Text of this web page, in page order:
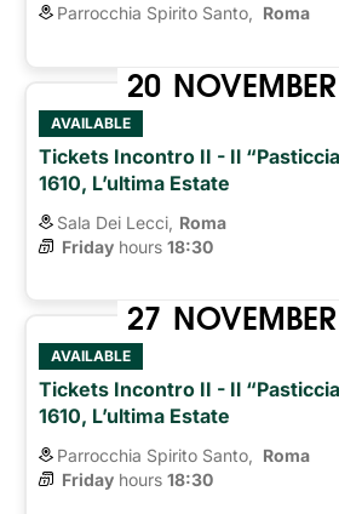
Parrocchia Spirito Santo, Roma
20 NOVEMBER
AVAILABLE
Tickets Incontro II - Il
1610, L’ultima Estate
Sala Dei Lecci, Roma
Friday hours 18:30
27 NOVEMBER
AVAILABLE
Tickets Incontro II - Il
1610, L’ultima Estate
Parrocchia Spirito Santo,
Roma
Friday hours 18:30